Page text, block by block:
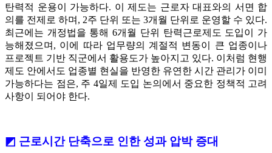
탄력적 운용이 가능하다. 이 제도는 근로자 대표와의 서면 합
의를 전제로 하며, 2주 단위 또는 3개월 단위로 운영할 수 있다.
최근에는 개정법을 통해 6개월 단위 탄력근로제도 도입이 가
능해졌으며, 이에 따라 업무량의 계절적 변동이 큰 업종이나
프로젝트 기반 직군에서 활용도가 높아지고 있다. 이처럼 현행
제도 안에서도 업종별 현실을 반영한 유연한 시간 관리가 이미
가능하다는 점은, 주 4일제 도입 논의에서 중요한 정책적 고려
사항이 되어야 한다.
◩ 근로시간 단축으로 인한 성과 압박 증대